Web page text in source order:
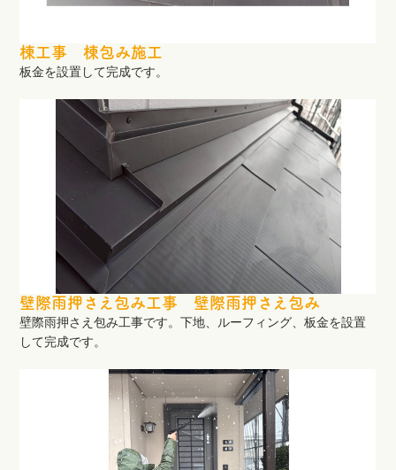
棟工事 棟包み施工
板金を設置して完成です。
壁際雨押さえ包み工事 壁際雨押さえ包み
壁際雨押さえ包み工事です。下地、ルーフィング、板金を設置
して完成です。